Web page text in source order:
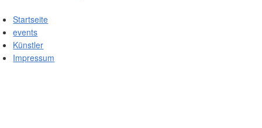
Startseite
events
Künstler
Impressum